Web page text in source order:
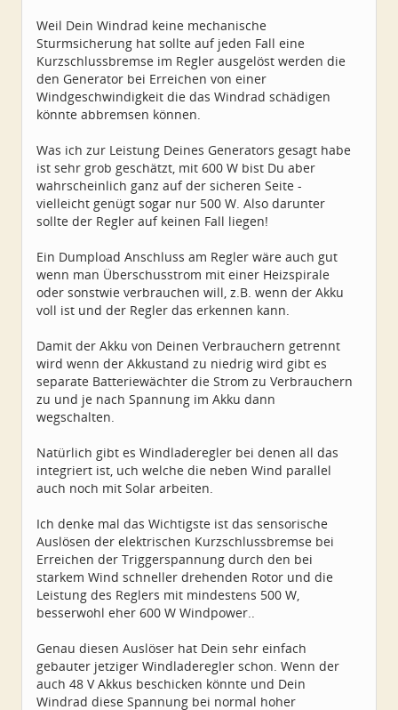
Weil Dein Windrad keine mechanische
Sturmsicherung hat sollte auf jeden Fall eine
Kurzschlussbremse im Regler ausgelöst werden die
den Generator bei Erreichen von einer
Windgeschwindigkeit die das Windrad schädigen
könnte abbremsen können.
Was ich zur Leistung Deines Generators gesagt habe
ist sehr grob geschätzt, mit 600 W bist Du aber
wahrscheinlich ganz auf der sicheren Seite -
vielleicht genügt sogar nur 500 W. Also darunter
sollte der Regler auf keinen Fall liegen!
Ein Dumpload Anschluss am Regler wäre auch gut
wenn man Überschusstrom mit einer Heizspirale
oder sonstwie verbrauchen will, z.B. wenn der Akku
voll ist und der Regler das erkennen kann.
Damit der Akku von Deinen Verbrauchern getrennt
wird wenn der Akkustand zu niedrig wird gibt es
separate Batteriewächter die Strom zu Verbrauchern
zu und je nach Spannung im Akku dann
wegschalten.
Natürlich gibt es Windladeregler bei denen all das
integriert ist, uch welche die neben Wind parallel
auch noch mit Solar arbeiten.
Ich denke mal das Wichtigste ist das sensorische
Auslösen der elektrischen Kurzschlussbremse bei
Erreichen der Triggerspannung durch den bei
starkem Wind schneller drehenden Rotor und die
Leistung des Reglers mit mindestens 500 W,
besserwohl eher 600 W Windpower..
Genau diesen Auslöser hat Dein sehr einfach
gebauter jetziger Windladeregler schon. Wenn der
auch 48 V Akkus beschicken könnte und Dein
Windrad diese Spannung bei normal hoher